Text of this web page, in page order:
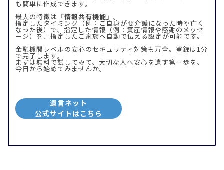
も簡単に作成できます。
最大の特徴は 「情報共有機能」 。
指定したタイミング（例：ご自身が要介護になった時や亡く
なった後）で、指定した情報（例：資産情報や感謝のメッセ
ージ）を、指定したご家族へ自動で伝える設定が可能です。
金融機関レベルの安心のセキュリティ対策も万全。登録は1分
で完了します。
まずは無料で試してみて、大切な人へ安心を遺す第一歩を、
今日から始めてみませんか。
遺言ネット
公式サイトはこちら